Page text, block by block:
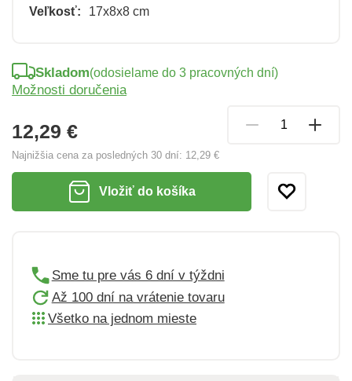
Veľkosť: 17x8x8 cm
12,29 €
Najnižšia cena za posledných 30 dní: 12,29 €
Skladom(odosielame do 3 pracovných dní)
Možnosti doručenia
Vložiť do košíka
Sme tu pre vás 6 dní v týždni
Až 100 dní na vrátenie tovaru
Všetko na jednom mieste